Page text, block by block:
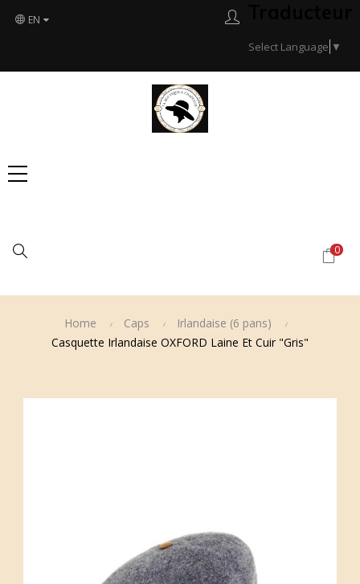
EN
Select Language ▼
0
Search
Home Caps
Irlandaise (6 pans)
Casquette Irlandaise OXFORD Laine Et Cuir "Gris"